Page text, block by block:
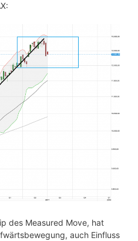
des Measured Move, hat
auch Einfluss